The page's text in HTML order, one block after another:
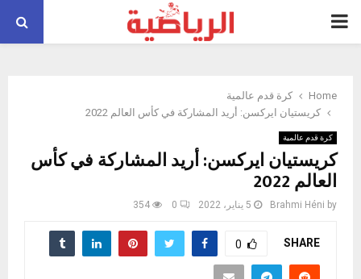
PRIMARY
Home
كرة قدم عالمية
كريستيان ايركسن: أريد المشاركة في كأس العالم 2022
كرة قدم عالمية
كريستيان ايركسن: أريد المشاركة في كأس
العالم 2022
by
Brahmi Héni 5 يناير، 2022 0
354
SHARE
0